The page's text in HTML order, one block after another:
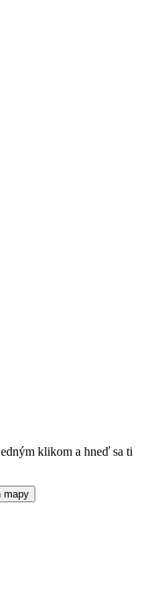
klikom a hneď sa ti
mapy